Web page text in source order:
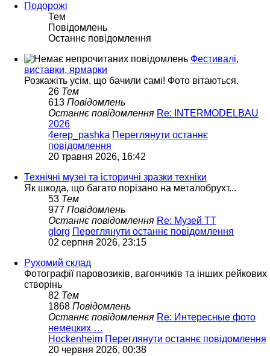
Подорожі
Тем
Повідомлень
Останнє повідомлення
Фестивалі,
виставки, ярмарки
Розкажіть усім, що бачили самі! Фото вітаються.
26 Тем
613 Повідомлень
Останнє повідомлення Re: INTERMODELBAU
2026
4erep_pashka Переглянути останнє
повідомлення
20 травня 2026, 16:42
Технічні музеї та історичні зразки техніки
Як шкода, що багато порізано на металобрухт...
53 Тем
977 Повідомлень
Останнє повідомлення Re: Музей ТТ
glorg Переглянути останнє повідомлення
02 серпня 2026, 23:15
Рухомий склад
Фотографії паровозиків, вагончиків та інших рейкових
створінь
82 Тем
1868 Повідомлень
Останнє повідомлення Re: Интересные фото
немецких …
Hockenheim Переглянути останнє повідомлення
20 червня 2026, 00:38